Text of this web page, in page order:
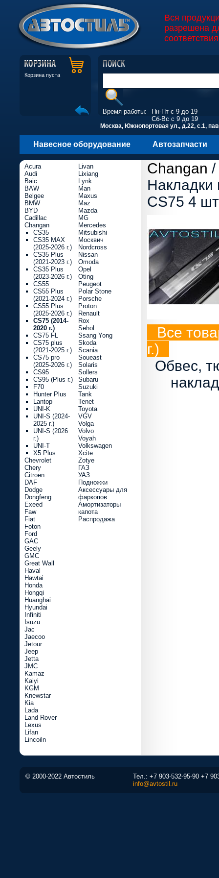
Вся
разрешена
Корзина пуста
Время работы:
Пн-Пт с 9 до 19
Сб-Вс с 9 до 19
Москва, Южнопортовая ул., д.22, с.1,
Навесное оборудование Автозапчасти
Changan /
Накладки
CS75 4
Все
г.)
Обвес,
Acura
Audi
Baic
BAW
Belgee
BMW
BYD
Cadillac
Changan
CS35
CS35 MAX
(2025-2026 г.)
CS35 Plus
(2021-2023 г.)
CS35 Plus
(2023-2026 г.)
CS55
CS55 Plus
(2021-2024 г.)
CS55 Plus
(2025-2026 г.)
CS75 (2014-
2020 г.)
CS75 FL
CS75 plus
(2021-2025 г.)
CS75 pro
(2025-2026 г.)
CS95
CS95 (Plus г.)
F70
Hunter Plus
Lantop
UNI-K
UNI-S (2024-
2025 г.)
UNI-S (2026
г.)
UNI-T
X5 Plus
Chevrolet
Chery
Citroen
DAF
Dodge
Dongfeng
Exeed
Faw
Fiat
Foton
Ford
GAC
Geely
GMC
Great Wall
Haval
Hawtai
Honda
Hongqi
Huanghai
Hyundai
Infiniti
Isuzu
Jac
Jaecoo
Jetour
Jeep
Jetta
JMC
Kamaz
Kaiyi
KGM
Knewstar
Kia
Lada
Land Rover
Lexus
Lifan
Lincoiln
Livan
Lixiang
Lynk
Man
Maxus
Maz
Mazda
MG
Mercedes
Mitsubishi
Москвич
Nordcross
Nissan
Omoda
Opel
Oting
Peugeot
Polar Stone
Porsche
Proton
Renault
Rox
Sehol
Ssang Yong
Skoda
Scania
Soueast
Solaris
Sollers
Subaru
Suzuki
Tank
Tenet
Toyota
VGV
Volga
Volvo
Voyah
Volkswagen
Xcite
Zotye
ГАЗ
УАЗ
Подножки
Аксессуары для
фаркопов
Амортизаторы
капота
Распродажа
© 2000-2022 Автостиль Тел.: +7 903-532-95-90 +7
info@avtostil.ru